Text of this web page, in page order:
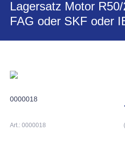
Lagersatz Motor
FAG oder SKF oder
0000018
Art.: 0000018